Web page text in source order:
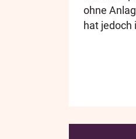
ohne
hat jedoch